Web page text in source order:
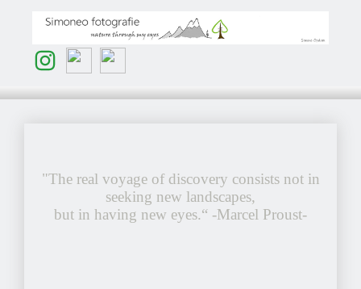
"The real voyage of discovery consists not in
seeking new landscapes,
but in having new eyes.“ -Marcel Proust-